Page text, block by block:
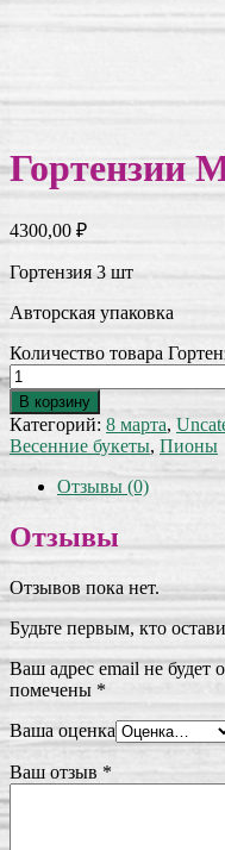
Гортензии
4300,00 ₽
Гортензия 3 шт
Авторская упаковка
Количество товара
В корзину
Категорий: 8 марта,
Весенние букеты, Пионы
Отзывы (0)
Отзывы
Отзывов пока нет.
Будьте первым, кто
Ваш адрес email не будет
помечены *
Ваша оценка
Ваш отзыв *